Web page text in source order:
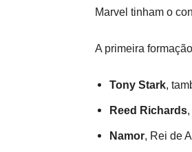
Marvel tinham o
A primeira
Tony Stark,
Reed Richards
Namor, Rei de